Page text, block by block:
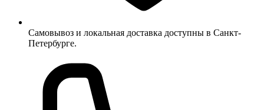
Самовывоз и локальная доставка доступны в Санкт-
Петербурге.